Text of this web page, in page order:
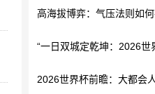
高海拔博弈：气压法则如
“一日双城定乾坤：2026世
2026世界杯前瞻：大都会